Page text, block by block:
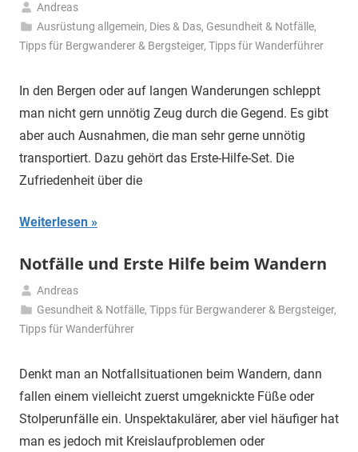
19.
Mai
Andreas
Ausrüstung allgemein, Dies & Das, Gesundheit & Notfälle,
Tipps für Bergwanderer & Bergsteiger, Tipps für Wanderführer
In den Bergen oder auf langen Wanderungen schleppt
man nicht gern unnötig Zeug durch die Gegend. Es gibt
aber auch Ausnahmen, die man sehr gerne unnötig
transportiert. Dazu gehört das Erste-Hilfe-Set. Die
Zufriedenheit über die
Weiterlesen
Notfälle und Erste Hilfe beim Wandern
12.
Mai
Andreas
Gesundheit & Notfälle,Tipps für Bergwanderer & Bergsteiger,
Tipps für Wanderführer
Denkt man an Notfallsituationen beim Wandern, dann
fallen einem vielleicht zuerst umgeknickte Füße oder
Stolperunfälle ein. Unspektakulärer, aber viel häufiger hat
man es jedoch mit Kreislaufproblemen oder